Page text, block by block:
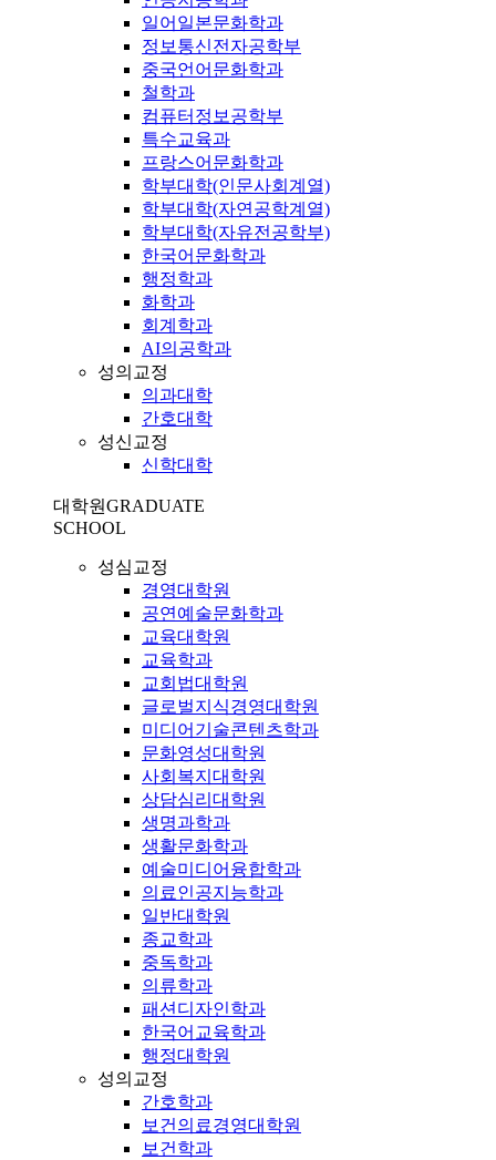
일어일본문화학과
정보통신전자공학부
중국언어문화학과
철학과
컴퓨터정보공학부
특수교육과
프랑스어문화학과
학부대학(인문사회계열)
학부대학(자연공학계열)
학부대학(자유전공학부)
한국어문화학과
행정학과
화학과
회계학과
AI의공학과
성의교정
의과대학
간호대학
성신교정
신학대학
대학원GRADUATE
SCHOOL
성심교정
경영대학원
공연예술문화학과
교육대학원
교육학과
교회법대학원
글로벌지식경영대학원
미디어기술콘텐츠학과
문화영성대학원
사회복지대학원
상담심리대학원
생명과학과
생활문화학과
예술미디어융합학과
의료인공지능학과
일반대학원
종교학과
중독학과
의류학과
패션디자인학과
한국어교육학과
행정대학원
성의교정
간호학과
보건의료경영대학원
보건학과